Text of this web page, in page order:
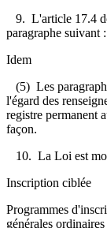
9. L'article 17.4
paragraphe suivant :
Idem
(5) Les
l'égard des
registre permanent
façon.
10. La Loi est
Inscription ciblée
Programmes
générales ordinaires